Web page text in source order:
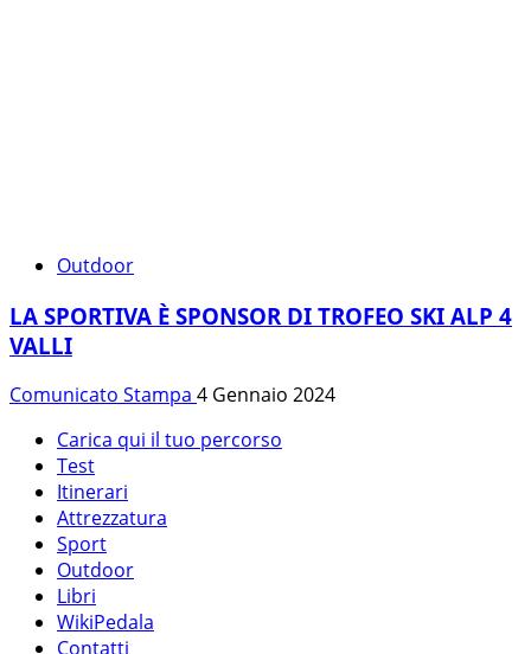
Outdoor
LA SPORTIVA È SPONSOR DI TROFEO SKI ALP 4
VALLI
Comunicato Stampa 4 Gennaio 2024
Carica qui il tuo percorso
Test
Itinerari
Attrezzatura
Sport
Outdoor
Libri
WikiPedala
Contatti